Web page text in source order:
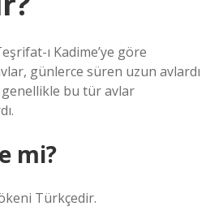
ı Kadime’ye göre
günlerce süren uzun avlardı
genellikle bu tür avlar
mi?
Türkçedir.